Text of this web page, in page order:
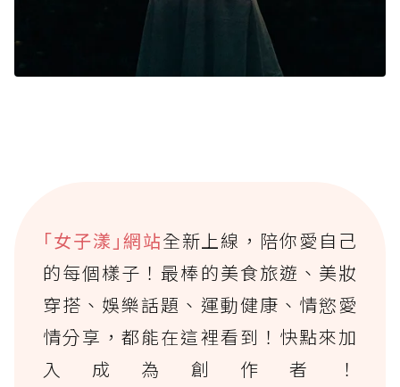
｢女子漾｣網站全新上線，陪你愛自己
的每個樣子！最棒的美食旅遊、美妝
穿搭、娛樂話題、運動健康、情慾愛
情分享，都能在這裡看到！快點來加
入成為創作者！